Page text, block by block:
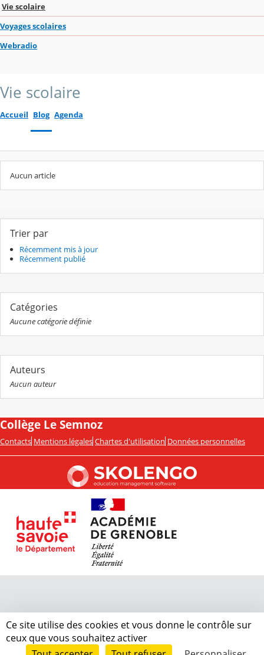
Vie scolaire
Voyages scolaires
Webradio
Vie scolaire
Accueil Blog Agenda
Aucun article
Trier par
Récemment mis à jour
Récemment publié
Catégories
Aucune catégorie définie
Auteurs
Aucun auteur
Collège Le Semnoz
Contacts Mentions légales Chartes d'utilisation Données personnelles
Ce site utilise des cookies et vous donne le contrôle sur
ceux que vous souhaitez activer